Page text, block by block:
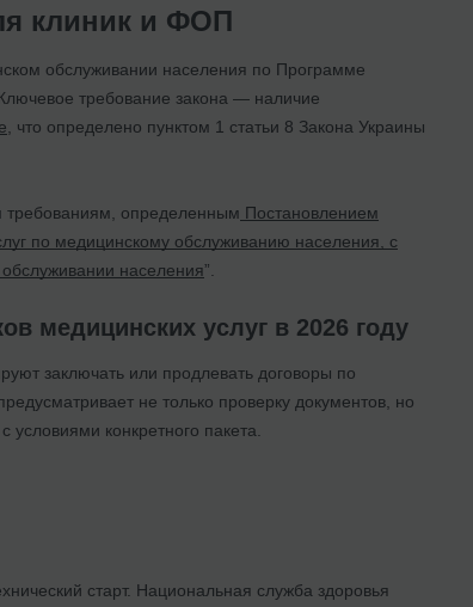
клиник и ФОП
обслуживании населения по Программе
требование закона — наличие
, что определено пунктом 1 статьи 8 Закона Украины
требованиям, определенным Постановлением
по медицинскому обслуживанию населения, с
населения”.
медицинских услуг в 2026 году
заключать или продлевать договоры по
не только проверку документов, но
условиями конкретного пакета.
старт. Национальная служба здоровья